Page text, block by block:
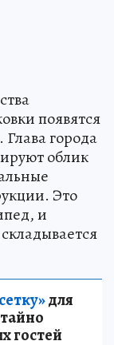
появятся
города
облик
Это
и
для
гостей